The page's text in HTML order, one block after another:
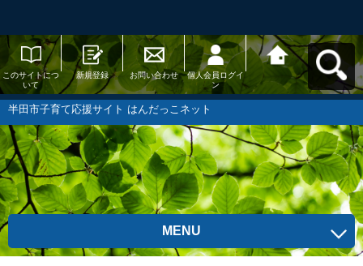
このサイトにつ
いて
新規登録 お問い合わせ
個人会員ログイ
ン
半田市子育て応
援サイト はんだ
っこネットへ戻
半田市子育て応援サイト はんだっこネット
MENU